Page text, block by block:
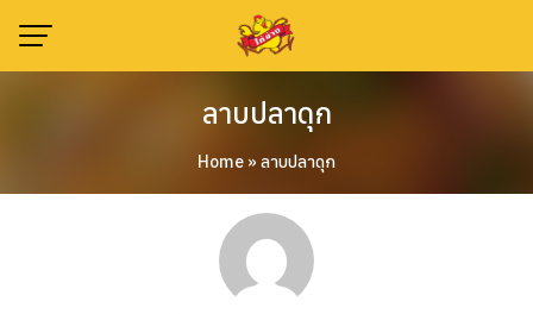
content
ลาบปลาดุก
Home » ลาบปลาดุก